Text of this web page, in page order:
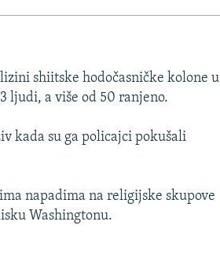
shiitske hodočasničke kolone u
ljudi, a više od 50 ranjeno.
kada su ga policajci pokušali
napadima na religijske skupove
Washingtonu.